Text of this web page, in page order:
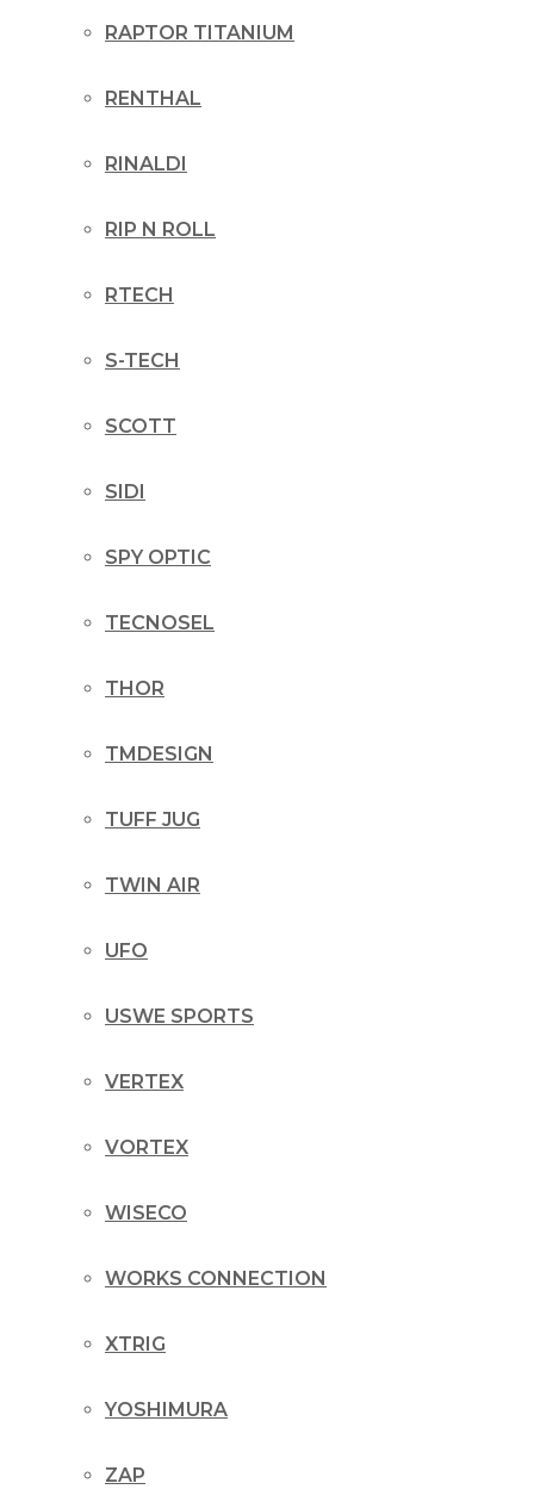
RAPTOR TITANIUM
RENTHAL
RINALDI
RIP N ROLL
RTECH
S-TECH
SCOTT
SIDI
SPY OPTIC
TECNOSEL
THOR
TMDESIGN
TUFF JUG
TWIN AIR
UFO
USWE SPORTS
VERTEX
VORTEX
WISECO
WORKS CONNECTION
XTRIG
YOSHIMURA
ZAP